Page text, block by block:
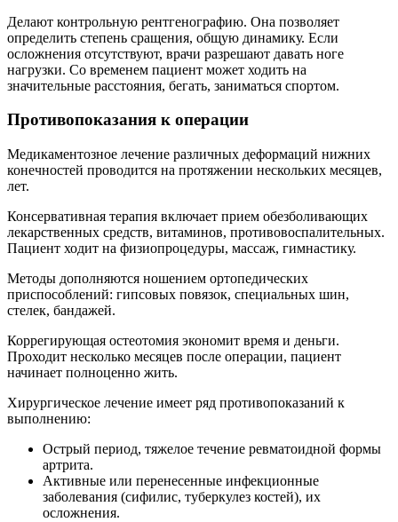
Делают контрольную рентгенографию. Она позволяет
определить степень сращения, общую динамику. Если
осложнения отсутствуют, врачи разрешают давать ноге
нагрузки. Со временем пациент может ходить на
значительные расстояния, бегать, заниматься спортом.
Противопоказания к операции
Медикаментозное лечение различных деформаций нижних
конечностей проводится на протяжении нескольких месяцев,
лет.
Консервативная терапия включает прием обезболивающих
лекарственных средств, витаминов, противовоспалительных.
Пациент ходит на физиопроцедуры, массаж, гимнастику.
Методы дополняются ношением ортопедических
приспособлений: гипсовых повязок, специальных шин,
стелек, бандажей.
Коррегирующая остеотомия экономит время и деньги.
Проходит несколько месяцев после операции, пациент
начинает полноценно жить.
Хирургическое лечение имеет ряд противопоказаний к
выполнению:
Острый период, тяжелое течение ревматоидной формы
артрита.
Активные или перенесенные инфекционные
заболевания (сифилис, туберкулез костей), их
осложнения.